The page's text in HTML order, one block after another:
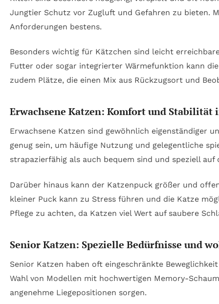
Jungtier Schutz vor Zugluft und Gefahren zu bieten.
Anforderungen bestens.
Besonders wichtig für Kätzchen sind leicht
Futter oder sogar integrierter Wärmefunktion kann
zudem Plätze, die einen Mix aus Rückzugsort und
Erwachsene Katzen: Komfort und Stabilität
Erwachsene Katzen sind gewöhnlich eigenständiger
genug sein, um häufige Nutzung und gelegentliche
strapazierfähig als auch bequem sind und speziell auf
Darüber hinaus kann der Katzenpuck größer und
kleiner Puck kann zu Stress führen und die Katze
Pflege zu achten, da Katzen viel Wert auf saubere
Senior Katzen: Spezielle Bedürfnisse und
Senior Katzen haben oft eingeschränkte
Wahl von Modellen mit hochwertigen Memory-
angenehme Liegepositionen sorgen.